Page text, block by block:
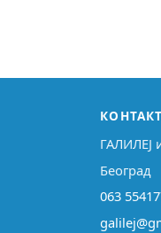
КОНТАКТ
ГАЛИЛЕЈ
Београд
063